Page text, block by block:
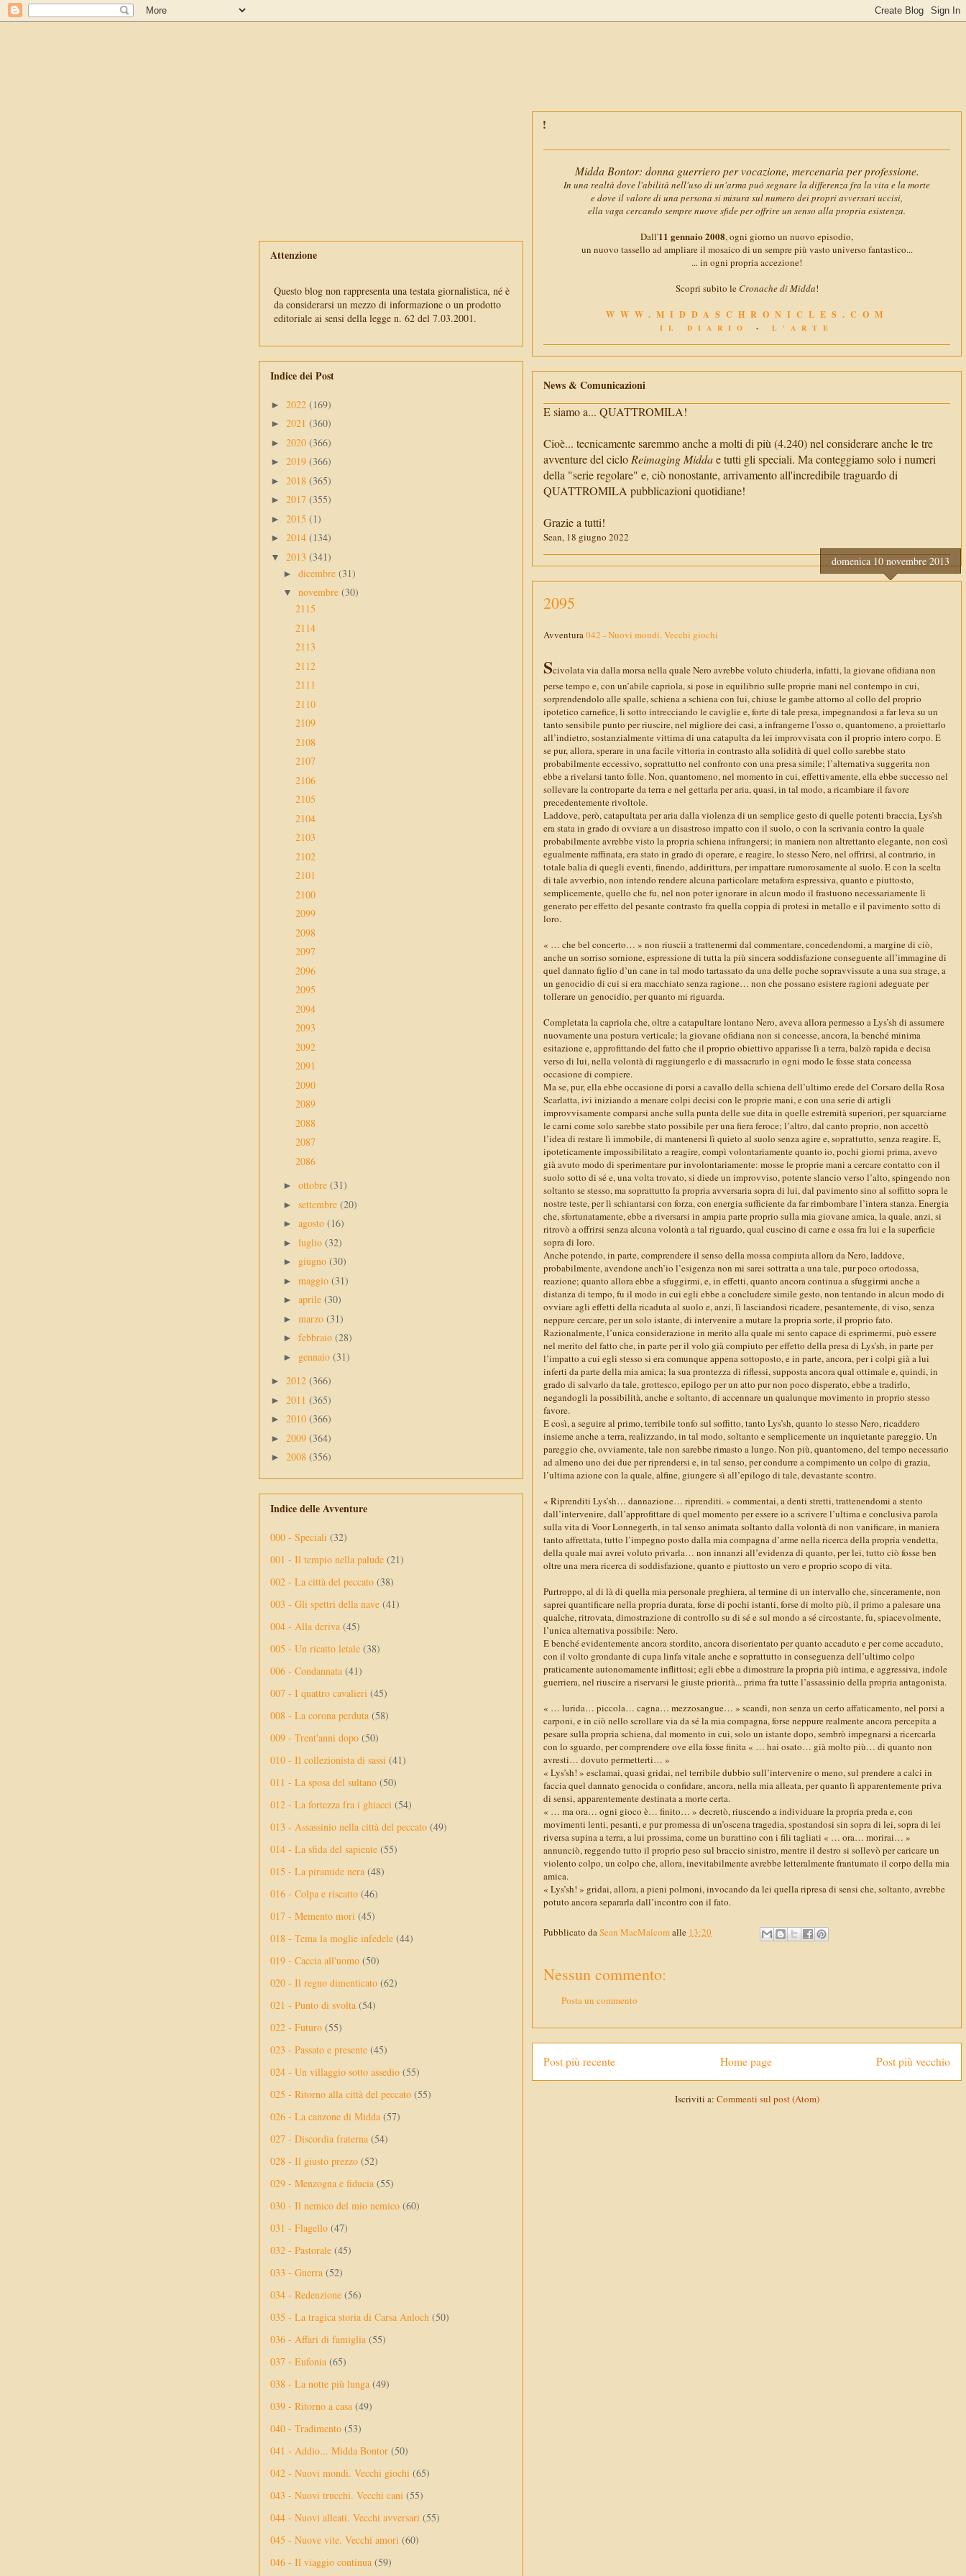
Midda Bontor: donna guerriero per vocazione, mercenaria per professione.
In una realtà dove l'abilità nell'uso di un'arma può segnare la differenza fra la vita e la morte
e dove il valore di una persona si misura sul numero dei propri avversari uccisi,
ella vaga cercando sempre nuove sfide per offrire un senso alla propria esistenza.
Dall'11 gennaio 2008, ogni giorno un nuovo episodio,
un nuovo tassello ad ampliare il mosaico di un sempre più vasto universo fantastico...
... in ogni propria accezione!
Scopri subito le Cronache di Midda!
WWW.MIDDASCHRONICLES.COM
IL DIARIO - L'ARTE
News & Comunicazioni
E siamo a... QUATTROMILA!
Cioè... tecnicamente saremmo anche a molti di più (4.240) nel considerare anche le tre
avventure del cicloReimaging Middae tutti gli speciali. Ma conteggiamo solo i numeri
della "serie regolare" e, ciò nonostante, arrivamento all'incredibile traguardo di
QUATTROMILA pubblicazioni quotidiane!
Grazie a tutti!
Sean, 18 giugno 2022
domenica 10 novembre 2013
2095
Avventura042 - Nuovi mondi. Vecchi giochi
Scivolata via dalla morsa nella quale Nero avrebbe voluto chiuderla, infatti, la giovane ofidiana non
perse tempo e, con un’abile capriola, si pose in equilibrio sulle proprie mani nel contempo in cui,
sorprendendolo alle spalle, schiena a schiena con lui, chiuse le gambe attorno al collo del proprio
ipotetico carnefice, li sotto intrecciando le caviglie e, forte di tale presa, impegnandosi a far leva su un
tanto sensibile punto per riuscire, nel migliore dei casi, a infrangerne l’osso o, quantomeno, a proiettarlo
all’indietro, sostanzialmente vittima di una catapulta da lei improvvisata con il proprio intero corpo. E
se pur, allora, sperare in una facile vittoria in contrasto alla solidità di quel collo sarebbe stato
probabilmente eccessivo, soprattutto nel confronto con una presa simile; l’alternativa suggerita non
ebbe a rivelarsi tanto folle. Non, quantomeno, nel momento in cui, effettivamente, ella ebbe successo nel
sollevare la controparte da terra e nel gettarla per aria, quasi, in tal modo, a ricambiare il favore
precedentemente rivoltole.
Laddove, però, catapultata per aria dalla violenza di un semplice gesto di quelle potenti braccia, Lys’sh
era stata in grado di ovviare a un disastroso impatto con il suolo, o con la scrivania contro la quale
probabilmente avrebbe visto la propria schiena infrangersi; in maniera non altrettanto elegante, non così
egualmente raffinata, era stato in grado di operare, e reagire, lo stesso Nero, nel offrirsi, al contrario, in
totale balia di quegli eventi, finendo, addirittura, per impattare rumorosamente al suolo. E con la scelta
di tale avverbio, non intendo rendere alcuna particolare metafora espressiva, quanto e piuttosto,
semplicemente, quello che fu, nel non poter ignorare in alcun modo il frastuono necessariamente lì
generato per effetto del pesante contrasto fra quella coppia di protesi in metallo e il pavimento sotto di
loro.
« … che bel concerto… » non riuscii a trattenermi dal commentare, concedendomi, a margine di ciò,
anche un sorriso sornione, espressione di tutta la più sincera soddisfazione conseguente all’immagine di
quel dannato figlio d’un cane in tal modo tartassato da una delle poche sopravvissute a una sua strage, a
un genocidio di cui si era macchiato senza ragione… non che possano esistere ragioni adeguate per
tollerare un genocidio, per quanto mi riguarda.
Completata la capriola che, oltre a catapultare lontano Nero, aveva allora permesso a Lys’sh di assumere
nuovamente una postura verticale; la giovane ofidiana non si concesse, ancora, la benché minima
esitazione e, approfittando del fatto che il proprio obiettivo apparisse lì a terra, balzò rapida e decisa
verso di lui, nella volontà di raggiungerlo e di massacrarlo in ogni modo le fosse stata concessa
occasione di compiere.
Ma se, pur, ella ebbe occasione di porsi a cavallo della schiena dell’ultimo erede del Corsaro della Rosa
Scarlatta, ivi iniziando a menare colpi decisi con le proprie mani, e con una serie di artigli
improvvisamente comparsi anche sulla punta delle sue dita in quelle estremità superiori, per squarciarne
le carni come solo sarebbe stato possibile per una fiera feroce; l’altro, dal canto proprio, non accettò
l’idea di restare lì immobile, di mantenersi lì quieto al suolo senza agire e, soprattutto, senza reagire. E,
ipoteticamente impossibilitato a reagire, compì volontariamente quanto io, pochi giorni prima, avevo
già avuto modo di sperimentare pur involontariamente: mosse le proprie mani a cercare contatto con il
suolo sotto di sé e, una volta trovato, si diede un improvviso, potente slancio verso l’alto, spingendo non
soltanto se stesso, ma soprattutto la propria avversaria sopra di lui, dal pavimento sino al soffitto sopra le
nostre teste, per lì schiantarsi con forza, con energia sufficiente da far rimbombare l’intera stanza. Energia
che, sfortunatamente, ebbe a riversarsi in ampia parte proprio sulla mia giovane amica, la quale, anzi, si
ritrovò a offrirsi senza alcuna volontà a tal riguardo, qual cuscino di carne e ossa fra lui e la superficie
sopra di loro.
Anche potendo, in parte, comprendere il senso della mossa compiuta allora da Nero, laddove,
probabilmente, avendone anch’io l’esigenza non mi sarei sottratta a una tale, pur poco ortodossa,
reazione; quanto allora ebbe a sfuggirmi, e, in effetti, quanto ancora continua a sfuggirmi anche a
distanza di tempo, fu il modo in cui egli ebbe a concludere simile gesto, non tentando in alcun modo di
ovviare agli effetti della ricaduta al suolo e, anzi, lì lasciandosi ricadere, pesantemente, di viso, senza
neppure cercare, per un solo istante, di intervenire a mutare la propria sorte, il proprio fato.
Razionalmente, l’unica considerazione in merito alla quale mi sento capace di esprimermi, può essere
nel merito del fatto che, in parte per il volo già compiuto per effetto della presa di Lys’sh, in parte per
l’impatto a cui egli stesso si era comunque appena sottoposto, e in parte, ancora, per i colpi già a lui
inferti da parte della mia amica; la sua prontezza di riflessi, supposta ancora qual ottimale e, quindi, in
grado di salvarlo da tale, grottesco, epilogo per un atto pur non poco disperato, ebbe a tradirlo,
negandogli la possibilità, anche e soltanto, di accennare un qualunque movimento in proprio stesso
favore.
E così, a seguire al primo, terribile tonfo sul soffitto, tanto Lys’sh, quanto lo stesso Nero, ricaddero
insieme anche a terra, realizzando, in tal modo, soltanto e semplicemente un inquietante pareggio. Un
pareggio che, ovviamente, tale non sarebbe rimasto a lungo. Non più, quantomeno, del tempo necessario
ad almeno uno dei due per riprendersi e, in tal senso, per condurre a compimento un colpo di grazia,
l’ultima azione con la quale, alfine, giungere sì all’epilogo di tale, devastante scontro.
« Riprenditi Lys’sh… dannazione… riprenditi. » commentai, a denti stretti, trattenendomi a stento
dall’intervenire, dall’approfittare di quel momento per essere io a scrivere l’ultima e conclusiva parola
sulla vita di Voor Lonnegerth, in tal senso animata soltanto dalla volontà di non vanificare, in maniera
tanto affrettata, tutto l’impegno posto dalla mia compagna d’arme nella ricerca della propria vendetta,
della quale mai avrei voluto privarla… non innanzi all’evidenza di quanto, per lei, tutto ciò fosse ben
oltre una mera ricerca di soddisfazione, quanto e piuttosto un vero e proprio scopo di vita.
Purtroppo, al di là di quella mia personale preghiera, al termine di un intervallo che, sinceramente, non
saprei quantificare nella propria durata, forse di pochi istanti, forse di molto più, il primo a palesare una
qualche, ritrovata, dimostrazione di controllo su di sé e sul mondo a sé circostante, fu, spiacevolmente,
l’unica alternativa possibile: Nero.
E benché evidentemente ancora stordito, ancora disorientato per quanto accaduto e per come accaduto,
con il volto grondante di cupa linfa vitale anche e soprattutto in conseguenza dell’ultimo colpo
praticamente autonomamente inflittosi; egli ebbe a dimostrare la propria più intima, e aggressiva, indole
guerriera, nel riuscire a riservarsi le giuste priorità... prima fra tutte l’assassinio della propria antagonista.
« … lurida… piccola… cagna… mezzosangue… » scandì, non senza un certo affaticamento, nel porsi a
carponi, e in ciò nello scrollare via da sé la mia compagna, forse neppure realmente ancora percepita a
pesare sulla propria schiena, dal momento in cui, solo un istante dopo, sembrò impegnarsi a ricercarla
con lo sguardo, per comprendere ove ella fosse finita « … hai osato… già molto più… di quanto non
avresti… dovuto permetterti… »
« Lys’sh! » esclamai, quasi gridai, nel terribile dubbio sull’intervenire o meno, sul prendere a calci in
faccia quel dannato genocida o confidare, ancora, nella mia alleata, per quanto lì apparentemente priva
di sensi, apparentemente destinata a morte certa.
« … ma ora… ogni gioco è… finito… » decretò, riuscendo a individuare la propria preda e, con
movimenti lenti, pesanti, e pur promessa di un’oscena tragedia, spostandosi sin sopra di lei, sopra di lei
riversa supina a terra, a lui prossima, come un burattino con i fili tagliati « … ora… morirai… »
annunciò, reggendo tutto il proprio peso sul braccio sinistro, mentre il destro si sollevò per caricare un
violento colpo, un colpo che, allora, inevitabilmente avrebbe letteralmente frantumato il corpo della mia
amica.
« Lys’sh! » gridai, allora, a pieni polmoni, invocando da lei quella ripresa di sensi che, soltanto, avrebbe
potuto ancora separarla dall’incontro con il fato.
Pubblicato daSean MacMalcomalle 13:20
Nessun commento:
Posta un commento
Post più recente Post più vecchio
Home page
Iscriviti a: Commenti sul post (Atom)
Attenzione
Questo blog non rappresenta una testata giornalistica, né è
da considerarsi un mezzo di informazione o un prodotto
editoriale ai sensi della legge n. 62 del 7.03.2001.
Indice dei Post
► 2022 (169)
► 2021 (360)
► 2020 (366)
► 2019 (366)
► 2018 (365)
► 2017 (355)
► 2015 (1)
► 2014 (134)
▼ 2013 (341)
► dicembre (31)
▼ novembre (30)
2115
2114
2113
2112
2111
2110
2109
2108
2107
2106
2105
2104
2103
2102
2101
2100
2099
2098
2097
2096
2095
2094
2093
2092
2091
2090
2089
2088
2087
2086
► ottobre (31)
► settembre (20)
► agosto (16)
► luglio (32)
► giugno (30)
► maggio (31)
► aprile (30)
► marzo (31)
► febbraio (28)
► gennaio (31)
► 2012 (366)
► 2011 (365)
► 2010 (366)
► 2009 (364)
► 2008 (356)
Indice delle Avventure
000 - Speciali (32)
001 - Il tempio nella palude (21)
002 - La città del peccato (38)
003 - Gli spettri della nave (41)
004 - Alla deriva (45)
005 - Un ricatto letale (38)
006 - Condannata (41)
007 - I quattro cavalieri (45)
008 - La corona perduta (58)
009 - Trent'anni dopo (50)
010 - Il collezionista di sassi (41)
011 - La sposa del sultano (50)
012 - La fortezza fra i ghiacci (54)
013 - Assassinio nella città del peccato (49)
014 - La sfida del sapiente (55)
015 - La piramide nera (48)
016 - Colpa e riscatto (46)
017 - Memento mori (45)
018 - Tema la moglie infedele (44)
019 - Caccia all'uomo (50)
020 - Il regno dimenticato (62)
021 - Punto di svolta (54)
022 - Futuro (55)
023 - Passato e presente (45)
024 - Un villaggio sotto assedio (55)
025 - Ritorno alla città del peccato (55)
026 - La canzone di Midda (57)
027 - Discordia fraterna (54)
028 - Il giusto prezzo (52)
029 - Menzogna e fiducia (55)
030 - Il nemico del mio nemico (60)
031 - Flagello (47)
032 - Pastorale (45)
033 - Guerra (52)
034 - Redenzione (56)
035 - La tragica storia di Carsa Anloch (50)
036 - Affari di famiglia (55)
037 - Eufonia (65)
038 - La notte più lunga (49)
039 - Ritorno a casa (49)
040 - Tradimento (53)
041 - Addio... Midda Bontor (50)
042 - Nuovi mondi. Vecchi giochi (65)
043 - Nuovi trucchi. Vecchi cani (55)
044 - Nuovi alleati. Vecchi avversari (55)
045 - Nuove vite. Vecchi amori (60)
046 - Il viaggio continua (59)